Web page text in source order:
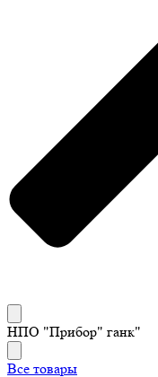
НПО "Прибор" ганк"
Все товары